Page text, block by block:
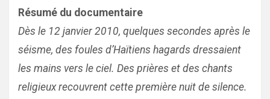
Résumé du documentaire
Dès le 12 janvier 2010, quelques secondes après le
séisme, des foules d’Haïtiens hagards dressaient
les mains vers le ciel. Des prières et des chants
religieux recouvrent cette première nuit de silence.